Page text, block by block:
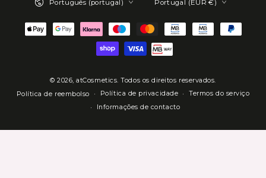
© 2026,atCosmetics . Todos os direitos reservados.
Política de reembolso
Política de privacidade
Termos do serviço
Informações de contacto
Português (portugal) Portugal (EUR €)
Métodos